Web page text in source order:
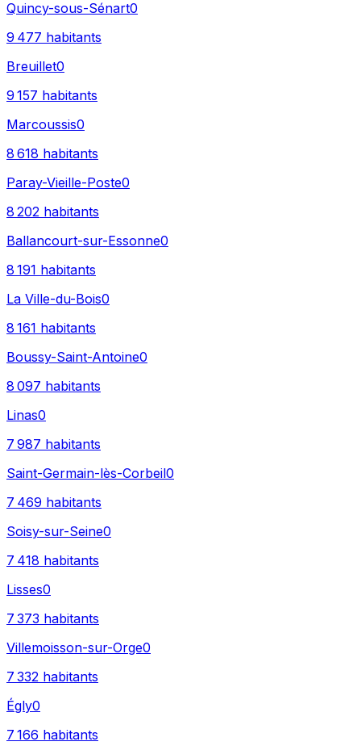
Quincy-sous-Sénart0
9 477 habitants
Breuillet0
9 157 habitants
Marcoussis0
8 618 habitants
Paray-Vieille-Poste0
8 202 habitants
Ballancourt-sur-Essonne0
8 191 habitants
La Ville-du-Bois0
8 161 habitants
Boussy-Saint-Antoine0
8 097 habitants
Linas0
7 987 habitants
Saint-Germain-lès-Corbeil0
7 469 habitants
Soisy-sur-Seine0
7 418 habitants
Lisses0
7 373 habitants
Villemoisson-sur-Orge0
7 332 habitants
Égly0
7 166 habitants